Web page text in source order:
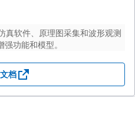
真软件、原理图采集和波形观测
功能和模型。
档